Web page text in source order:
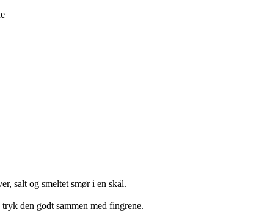
salt og smeltet smør i en skål.
den godt sammen med fingrene.